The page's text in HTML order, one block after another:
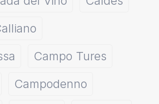
Campo Tures
Campodenno